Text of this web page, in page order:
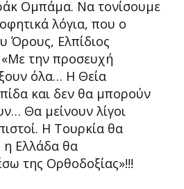
Ομπάμα. Να τονίσουμε
λόγια, που ο
Όρους, Ελπίδιος
«Με την προσευχή
όλα… Η Θεία
και δεν θα μπορούν
Θα μείνουν λίγοι
Η Τουρκία θα
η Ελλάδα θα
της Ορθοδοξίας»!!!